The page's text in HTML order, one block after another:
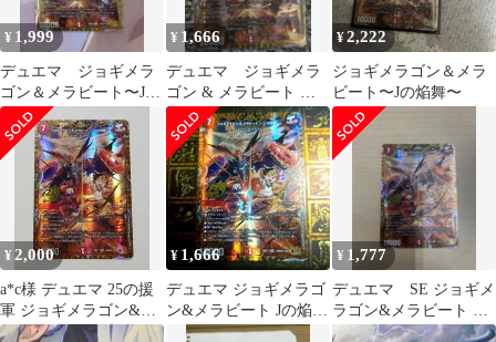
¥ 1,999
デュエマ ジョギメラ
ゴン＆メラビート〜Jの
焔舞〜 シークレット
＋おまけ
¥ 1,666
デュエマ ジョギメラ
ゴン & メラビート 〜J
の焔舞〜 シークレッ
ト シク
¥2,222
ジョギメラゴン＆メラ
ビート〜Jの焔舞〜
¥2,000
a*c様 デュエマ 25の援
軍 ジョギメラゴン&メ
ラビート SR シークレ
¥ 1,666
デュエマ ジョギメラゴ
ン&メラビート Jの焔舞
SR シークレット 1枚
¥ 1,777
デュエマ SE ジョギメ
ラゴン&メラビート ～J
の焔舞～(シークレット